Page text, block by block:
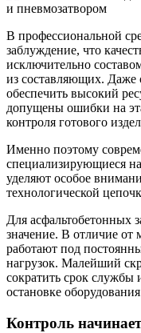
В профессиональной
заблуждение, что
исключительно
из составляющих. Даже
обеспечить высокий
допущены ошибки на
контроля готового
Именно поэтому
специализирующиеся
уделяют особое
технологической
Для асфальтобетонных
значение. В отличие от
работают под
нагрузок. Малейший
сократить срок службы
остановке
Контроль